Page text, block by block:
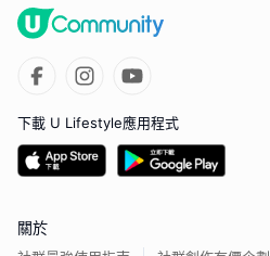
下載 U Lifestyle應用程式
關於